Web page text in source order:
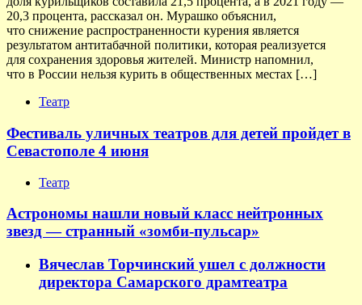
20,3 процента, рассказал он. Мурашко объяснил,
что снижение распространенности курения является
результатом антитабачной политики, которая реализуется
для сохранения здоровья жителей. Министр напомнил,
что в России нельзя курить в общественных местах […]
Театр
Фестиваль уличных театров для детей пройдет в
Севастополе 4 июня
Театр
Астрономы нашли новый класс нейтронных
звезд — странный «зомби-пульсар»
Вячеслав Торчинский ушел с должности
директора Самарского драмтеатра